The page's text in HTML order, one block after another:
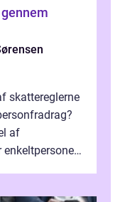
skattereglerne
af